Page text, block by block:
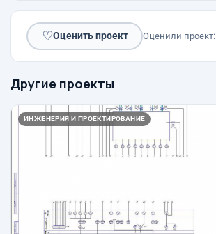
♡Оценить проект Оценили проект:
Другие проекты
ИНЖЕНЕРИЯ И ПРОЕКТИРОВАНИЕ